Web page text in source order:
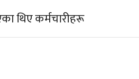
थिए कर्मचारीहरू